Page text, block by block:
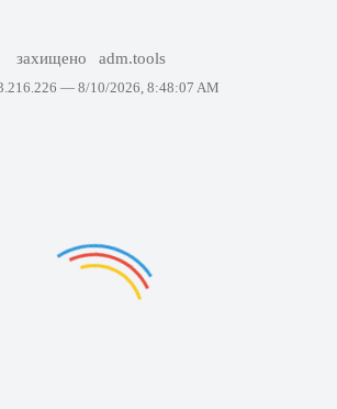
захищено adm.tools
— 8/10/2026, 8:48:07 AM